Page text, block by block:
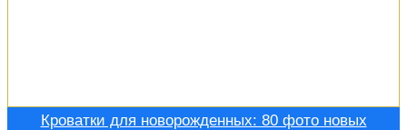
Кроватки для новорожденных: 80 фото новых